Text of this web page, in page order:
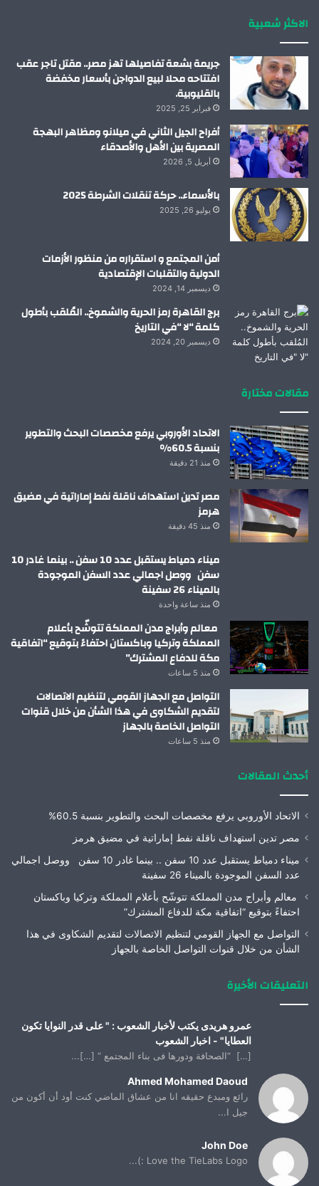
الاكثر شعبية
جريمة بشعة تفاصيلها تهز مصر.. مقتل تاجر عقب
افتتاحه محلا لبيع الدواجن بأسعار مخفضة
بالقليوبية.
فبراير 25, 2025
أفراح الجيل الثاني في ميلانو ومظاهر البهجة
المصرية بين الأهل والأصدقاء
أبريل 5, 2026
بالأسماء.. حركة تنقلات الشرطة 2025
يوليو 26, 2025
أمن المجتمع و استقراره من منظور الأزمات
الدولية والتقلبات الإقتصادية
ديسمبر 14, 2024
برج القاهرة رمز الحرية والشموخ.. المُلقب بأطول
كلمة “لا “في التاريخ
ديسمبر 20, 2024
مقالات مختارة
الاتحاد الأوروبي يرفع مخصصات البحث والتطوير
بنسبة 60.5%
منذ 21 دقيقة
مصر تدين استهداف ناقلة نفط إماراتية في مضيق
هرمز
منذ 45 دقيقة
ميناء دمياط يستقبل عدد 10 سفن .. بينما غادر 10
سفن ووصل اجمالي عدد السفن الموجودة
بالميناء 26 سفينة
منذ ساعة واحدة
معالم وأبراج مدن المملكة تتوشّح بأعلام
المملكة وتركيا وباكستان احتفاءً بتوقيع “اتفاقية
مكة للدفاع المشترك”
منذ 5 ساعات
التواصل مع الجهاز القومي لتنظيم الاتصالات
لتقديم الشكاوى في هذا الشأن من خلال قنوات
التواصل الخاصة بالجهاز
منذ 5 ساعات
أحدث المقالات
الاتحاد الأوروبي يرفع مخصصات البحث والتطوير بنسبة 60.5%
مصر تدين استهداف ناقلة نفط إماراتية في مضيق هرمز
ميناء دمياط يستقبل عدد 10 سفن .. بينما غادر 10 سفن ووصل اجمالي
عدد السفن الموجودة بالميناء 26 سفينة
معالم وأبراج مدن المملكة تتوشّح بأعلام المملكة وتركيا وباكستان
احتفاءً بتوقيع “اتفاقية مكة للدفاع المشترك”
التواصل مع الجهاز القومي لتنظيم الاتصالات لتقديم الشكاوى في هذا
الشأن من خلال قنوات التواصل الخاصة بالجهاز
التعليقات الأخيرة
عمرو هريدى يكتب لأخبار الشعوب : " على قدر النوايا تكون
العطايا" - اخبار الشعوب
[…] “الصحافة ودورها فى بناء المجتمع “ […]...
Ahmed Mohamed Daoud
رائع ومبدع حقيقه انا من عشاق الماضي كنت أود أن أكون من
جيل ا...
John Doe
Love the TieLabs Logo :)...